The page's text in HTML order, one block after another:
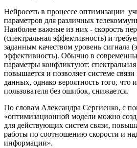
Нейросеть в процессе оптимизации
параметров для различных
Наиболее важные из них - скорость
(спектральная эффективность) и
заданным качеством уровень сигнала
эффективность). Обычно в
параметры конфликтуют:
повышается и позволяет системе
данных, однако вероятность того, что
пользователя без ошибок, снижается.
По словам Александра Сергиенко, с
«оптимизационной модели можно
для действующих систем связи,
работы по соотношению скорости и
информации».